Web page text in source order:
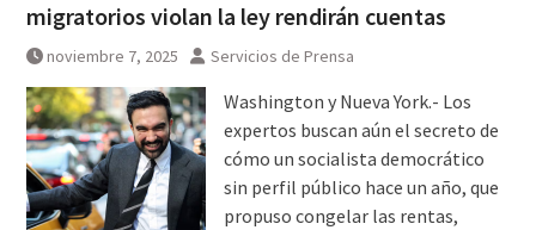
migratorios violan la ley rendirán cuentas
noviembre 7, 2025 Servicios de Prensa
Washington y Nueva York.- Los
expertos buscan aún el secreto de
cómo un socialista democrático
sin perfil público hace un año, que
propuso congelar las rentas,